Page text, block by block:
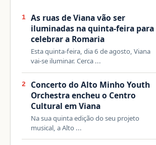
1
As ruas de Viana vão ser
iluminadas na quinta-feira para
celebrar a Romaria
Esta quinta-feira, dia 6 de agosto, Viana
vai-se iluminar. Cerca ...
2
Concerto do Alto Minho Youth
Orchestra encheu o Centro
Cultural em Viana
Na sua quinta edição do seu projeto
musical, a Alto ...